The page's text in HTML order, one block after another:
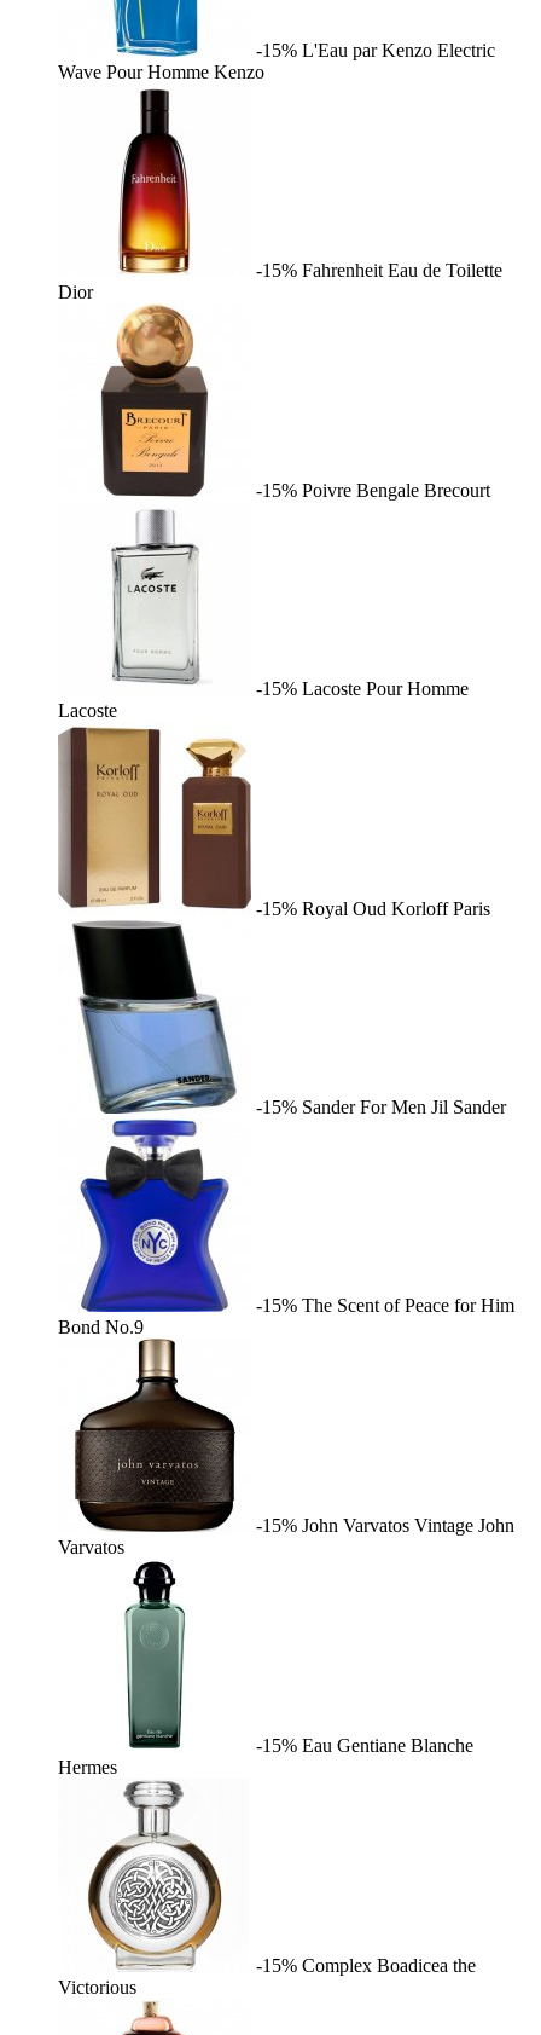
-15% L'Eau par Kenzo Electric
Wave Pour Homme Kenzo
-15% Fahrenheit Eau de Toilette
Dior
-15% Poivre Bengale Brecourt
-15% Lacoste Pour Homme
Lacoste
-15% Royal Oud Korloff Paris
-15% Sander For Men Jil Sander
-15% The Scent of Peace for Him
Bond No.9
-15% John Varvatos Vintage John
Varvatos
-15% Eau Gentiane Blanche
Hermes
-15% Complex Boadicea the
Victorious